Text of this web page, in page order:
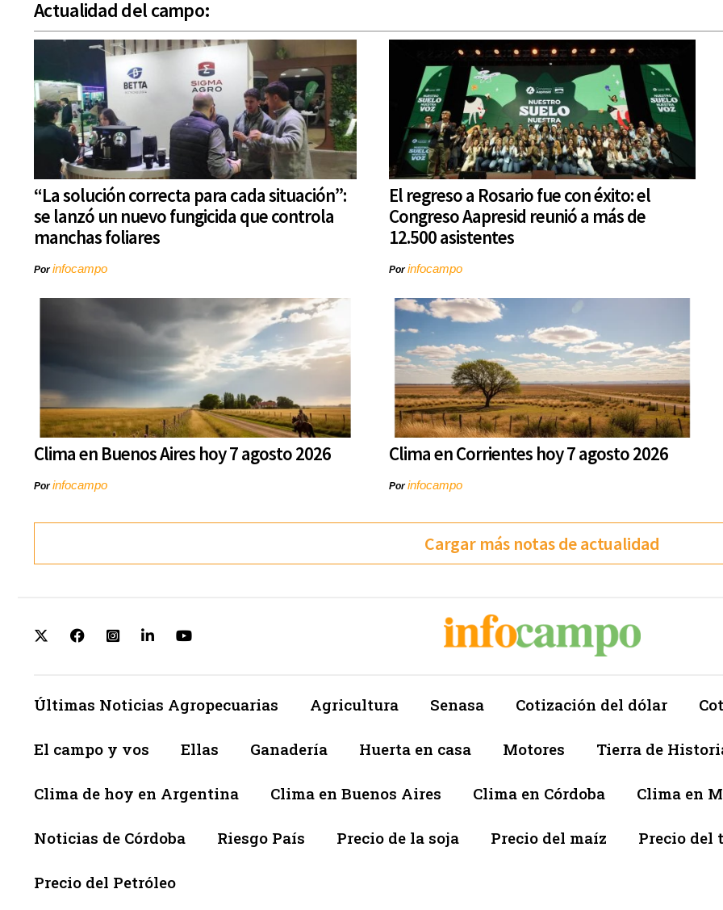
Actualidad del campo:
“La solución correcta para cada situación”:
se lanzó un nuevo fungicida que controla
manchas foliares
Porinfocampo
El regreso a Rosario fue con éxito: el
Congreso Aapresid reunió a más de
12.500 asistentes
Porinfocampo
Clima en Buenos Aires hoy 7 agosto 2026
Porinfocampo
Clima en Corrientes hoy 7 agosto 2026
Porinfocampo
Cargar más notas de actualidad
Últimas Noticias Agropecuarias Agricultura Senasa Cotización del dólar
El campo y vos Ellas Ganadería Huerta en casa Motores Tierra de
Clima de hoy en Argentina Clima en Buenos Aires Clima en Córdoba Clima en
Noticias de Córdoba Riesgo País Precio de la soja Precio del maíz Precio del
Precio del Petróleo